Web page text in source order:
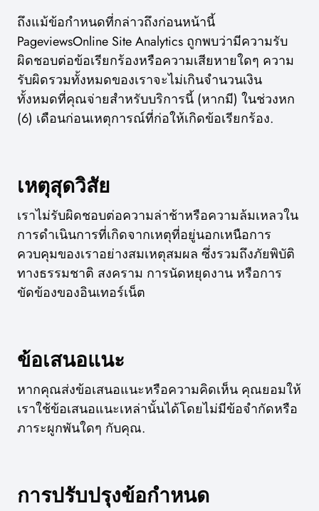
ถึงแม้ข้อกำหนดที่กล่าวถึงก่อนหน้านี้
PageviewsOnline Site Analytics ถูกพบว่ามีความรับ
ผิดชอบต่อข้อเรียกร้องหรือความเสียหายใดๆ ความ
รับผิดรวมทั้งหมดของเราจะไม่เกินจำนวนเงิน
ทั้งหมดที่คุณจ่ายสำหรับบริการนี้ (หากมี) ในช่วงหก
(6) เดือนก่อนเหตุการณ์ที่ก่อให้เกิดข้อเรียกร้อง.
เหตุสุดวิสัย
เราไม่รับผิดชอบต่อความล่าช้าหรือความล้มเหลวใน
การดำเนินการที่เกิดจากเหตุที่อยู่นอกเหนือการ
ควบคุมของเราอย่างสมเหตุสมผล ซึ่งรวมถึงภัยพิบัติ
ทางธรรมชาติ สงคราม การนัดหยุดงาน หรือการ
ขัดข้องของอินเทอร์เน็ต
ข้อเสนอแนะ
หากคุณส่งข้อเสนอแนะหรือความคิดเห็น คุณยอมให้
เราใช้ข้อเสนอแนะเหล่านั้นได้โดยไม่มีข้อจำกัดหรือ
ภาระผูกพันใดๆ กับคุณ.
การปรับปรุงข้อกำหนด